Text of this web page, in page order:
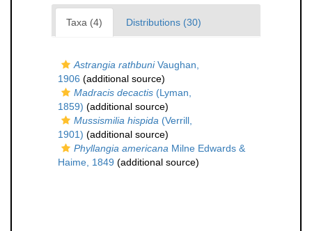
Taxa (4) Distributions (30)
Astrangia rathbuniVaughan,
1906 (additional source)
Madracis decactis (Lyman,
1859) (additional source)
Mussismilia hispida (Verrill,
1901) (additional source)
Phyllangia americana Milne Edwards &
Haime, 1849 (additional source)